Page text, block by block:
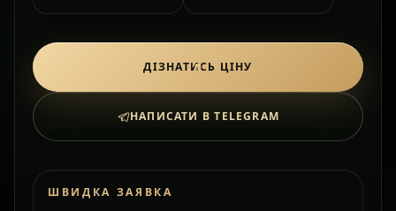
ДІЗНАТИСЬ ЦІНУ
НАПИСАТИ В TELEGRAM
ШВИДКА ЗАЯВКА